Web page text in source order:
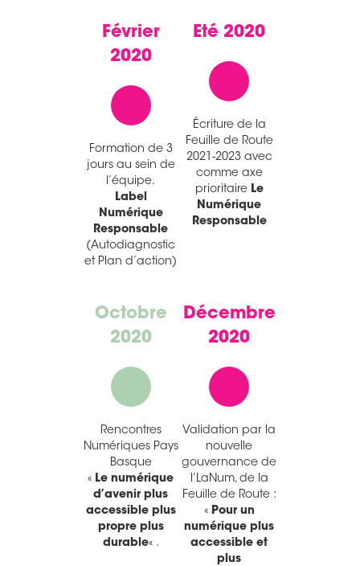
Février
2020
Formation de 3
jours au sein de
l’équipe.
Label
Numérique
Responsable
(Autodiagnostic
et Plan d’action)
Eté 2020
Écriture de la
Feuille de Route
2021-2023 avec
comme axe
prioritaire Le
Numérique
Responsable
Octobre
2020
Rencontres
Numériques Pays
Basque
« Le numérique
d’avenir plus
accessible plus
propre plus
durable« .
Décembre
2020
Validation par la
nouvelle
gouvernance de
l’LaNum, de la
Feuille de Route :
« Pour un
numérique plus
accessible et
plus